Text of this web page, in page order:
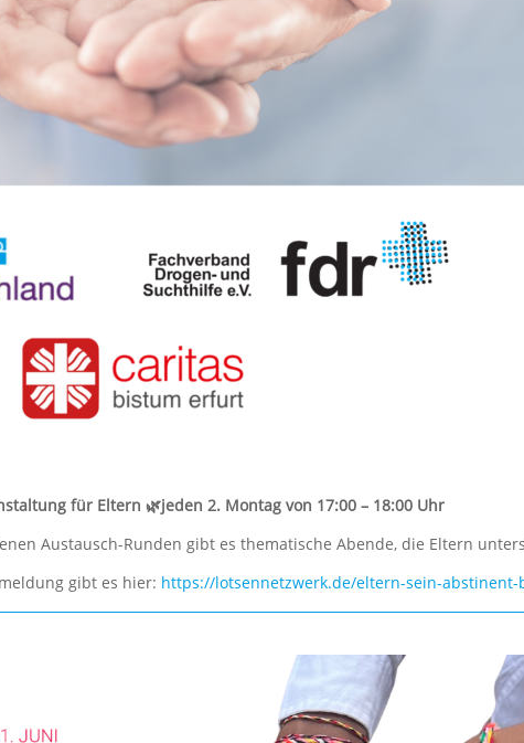
für Eltern 🌿jeden 2. Montag von 17:00 – 18:00 Uhr
Austausch-Runden gibt es thematische Abende, die Eltern
gibt es hier: https://lotsennetzwerk.de/eltern-sein-